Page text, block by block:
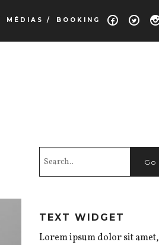
MÉDIAS / BOOKING
TEXT WIDGET
Lorem ipsum dolor sit amet,